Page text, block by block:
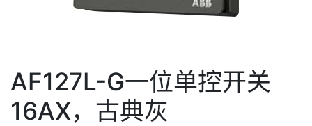
AF127L-G一位单控开关
16AX，古典灰